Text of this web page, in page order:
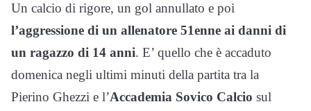
Un calcio di rigore, un gol annullato e poi
l’aggressione di un allenatore 51enne ai danni di
un ragazzo di 14 anni. E’ quello che è accaduto
domenica negli ultimi minuti della partita tra la
Pierino Ghezzi e l’Accademia Sovico Calcio sul